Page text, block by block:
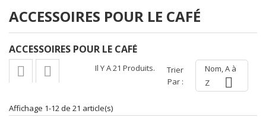
ACCESSOIRES POUR LE CAFÉ
ACCESSOIRES POUR LE CAFÉ
  Il Y A 21 Produits.
Trier
Par :
Nom, A à
Z

Affichage 1-12 de 21 article(s)